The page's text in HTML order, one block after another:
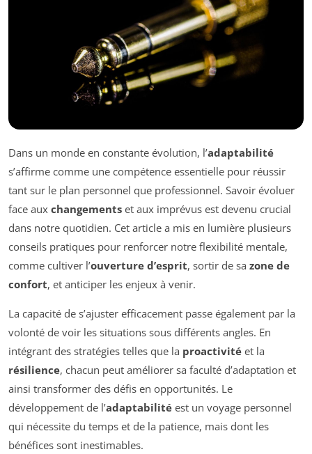
Dans un monde en constante évolution, l’adaptabilité
s’affirme comme une compétence essentielle pour réussir
tant sur le plan personnel que professionnel. Savoir évoluer
face aux changements et aux imprévus est devenu crucial
dans notre quotidien. Cet article a mis en lumière plusieurs
conseils pratiques pour renforcer notre flexibilité mentale,
comme cultiver l’ouverture d’esprit, sortir de sa zone de
confort, et anticiper les enjeux à venir.
La capacité de s’ajuster efficacement passe également par la
volonté de voir les situations sous différents angles. En
intégrant des stratégies telles que la proactivité et la
résilience, chacun peut améliorer sa faculté d’adaptation et
ainsi transformer des défis en opportunités. Le
développement de l’adaptabilité est un voyage personnel
qui nécessite du temps et de la patience, mais dont les
bénéfices sont inestimables.